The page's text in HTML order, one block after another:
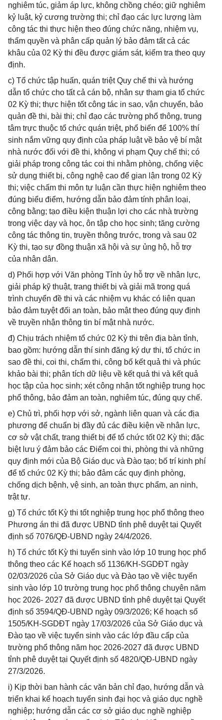
nghiêm túc, giảm áp lực, không chồng chéo; giữ nghiêm
kỷ luật, kỷ cương trường thi; chỉ đạo các lực lượng làm
công tác thi thực hiện theo đúng chức năng, nhiệm vụ,
thẩm quyền và phân cấp quản lý bảo đảm tất cả các
khâu của 02 Kỳ thi đều được giám sát, kiểm tra theo quy
định.
c) Tổ chức tập huấn, quán triệt Quy chế thi và hướng
dẫn tổ chức cho tất cả cán bộ, nhân sự tham gia tổ chức
02 Kỳ thi; thực hiện tốt công tác in sao, vận chuyển, bảo
quản đề thi, bài thi; chỉ đạo các trường phổ thông, trung
tâm trực thuộc tổ chức quán triệt, phổ biến để 100% thí
sinh nắm vững quy định của pháp luật về bảo vệ bí mật
nhà nước đối với đề thi, không vi phạm Quy chế thi; có
giải pháp trong công tác coi thi nhằm phòng, chống việc
sử dụng thiết bị, công nghệ cao để gian lận trong 02 Kỳ
thi; việc chấm thi môn tự luận cần thực hiện nghiêm theo
đúng biểu điểm, hướng dẫn bảo đảm tính phân loại,
công bằng; tạo điều kiện thuận lợi cho các nhà trường
trong việc dạy và học, ôn tập cho học sinh; tăng cường
công tác thông tin, truyền thông trước, trong và sau 02
Kỳ thi, tạo sự đồng thuận xã hội và sự ủng hộ, hỗ trợ
của nhân dân.
d) Phối hợp với Văn phòng Tỉnh ủy hỗ trợ về nhân lực,
giải pháp kỹ thuật, trang thiết bị và giải mã trong quá
trình chuyển đề thi và các nhiệm vụ khác có liên quan
bảo đảm tuyệt đối an toàn, bảo mật theo đúng quy định
về truyền nhận thông tin bí mật nhà nước.
đ) Chịu trách nhiệm tổ chức 02 Kỳ thi trên địa bàn tỉnh,
bao gồm: hướng dẫn thí sinh đăng ký dự thi, tổ chức in
sao đề thi, coi thi, chấm thi, công bố kết quả thi và phúc
khảo bài thi; phân tích dữ liệu về kết quả thi và kết quả
học tập của học sinh; xét công nhận tốt nghiệp trung học
phổ thông, bảo đảm an toàn, nghiêm túc, đúng quy chế.
e) Chủ trì, phối hợp với sở, ngành liên quan và các địa
phương để chuẩn bị đầy đủ các điều kiện về nhân lực,
cơ sở vật chất, trang thiết bị để tổ chức tốt 02 Kỳ thi; đặc
biệt lưu ý đảm bảo các Điểm coi thi, phòng thi và những
quy định mới của Bộ Giáo dục và Đào tạo; bố trí kinh phí
để tổ chức 02 Kỳ thi; bảo đảm các quy định phòng,
chống dịch bệnh, vệ sinh, an toàn thực phẩm, an ninh,
trật tự.
g) Tổ chức tốt Kỳ thi tốt nghiệp trung học phổ thông theo
Phương án thi đã được UBND tỉnh phê duyệt tại Quyết
định số 7076/QĐ-UBND ngày 24/4/2026.
h) Tổ chức tốt Kỳ thi tuyển sinh vào lớp 10 trung học phổ
thông theo các Kế hoạch số 1136/KH-SGDĐT ngày
02/03/2026 của Sở Giáo dục và Đào tạo về việc tuyển
sinh vào lớp 10 trường trung học phổ thông chuyên năm
học 2026- 2027 đã được UBND tỉnh phê duyệt tại Quyết
định số 3594/QĐ-UBND ngày 09/3/2026; Kế hoạch số
1505/KH-SGDĐT ngày 17/03/2026 của Sở Giáo dục và
Đào tạo về việc tuyển sinh vào các lớp đầu cấp của
trường phổ thông năm học 2026-2027 đã được UBND
tỉnh phê duyệt tại Quyết định số 4820/QĐ-UBND ngày
27/3/2026.
i) Kịp thời ban hành các văn bản chỉ đạo, hướng dẫn và
triển khai kế hoạch tuyển sinh đại học và giáo dục nghề
nghiệp; hướng dẫn các cơ sở giáo dục nghề nghiệp